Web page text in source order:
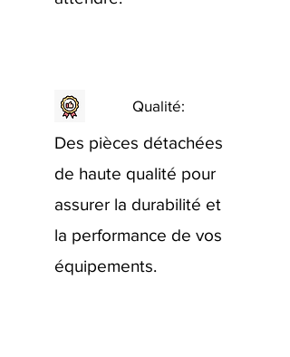
Qualité:
Des pièces détachées
de haute qualité pour
assurer la durabilité et
la performance de vos
équipements.